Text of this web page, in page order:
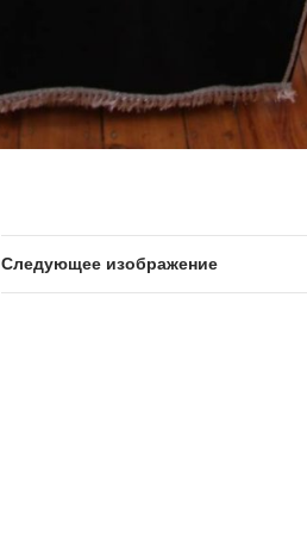
Следующее изображение